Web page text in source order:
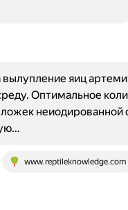
www.reptileknowledge.com
яиц
Оптимальное
неиодированной